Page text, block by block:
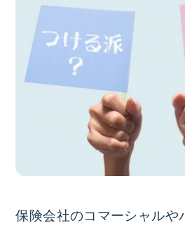
保険会社のコマーシャルや